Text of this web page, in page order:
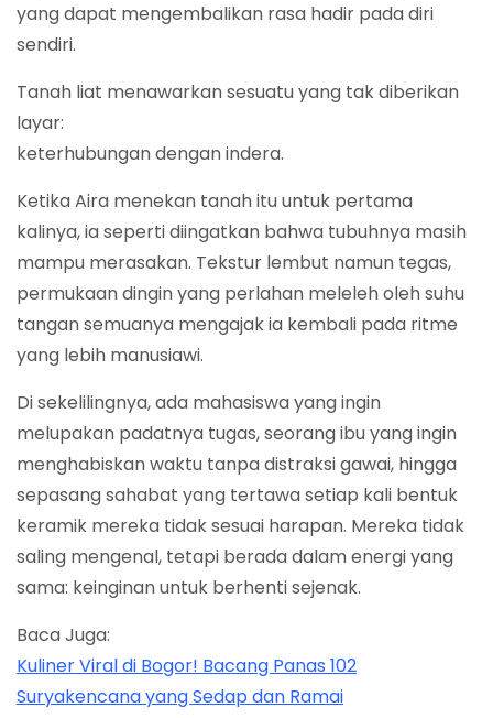
yang dapat mengembalikan rasa hadir pada diri
sendiri.
Tanah liat menawarkan sesuatu yang tak diberikan
layar:
keterhubungan dengan indera.
Ketika Aira menekan tanah itu untuk pertama
kalinya, ia seperti diingatkan bahwa tubuhnya masih
mampu merasakan. Tekstur lembut namun tegas,
permukaan dingin yang perlahan meleleh oleh suhu
tangan semuanya mengajak ia kembali pada ritme
yang lebih manusiawi.
Di sekelilingnya, ada mahasiswa yang ingin
melupakan padatnya tugas, seorang ibu yang ingin
menghabiskan waktu tanpa distraksi gawai, hingga
sepasang sahabat yang tertawa setiap kali bentuk
keramik mereka tidak sesuai harapan. Mereka tidak
saling mengenal, tetapi berada dalam energi yang
sama: keinginan untuk berhenti sejenak.
Baca Juga:
Kuliner Viral di Bogor! Bacang Panas 102
Suryakencana yang Sedap dan Ramai